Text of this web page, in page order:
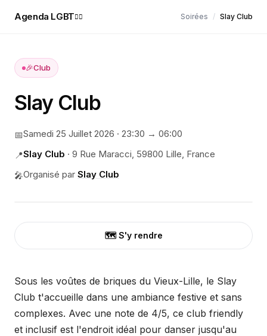
Agenda LGBT🏳️‍🌈 Soirées / Slay Club
🎉Club
Slay Club
📅Samedi 25 Juillet 2026 · 23:30 → 06:00
📍Slay Club · 9 Rue Maracci, 59800 Lille, France
🎤Organisé par Slay Club
🗺️ S'y rendre
Sous les voûtes de briques du Vieux-Lille, le Slay
Club t'accueille dans une ambiance festive et sans
complexes. Avec une note de 4/5, ce club friendly
et inclusif est l'endroit idéal pour danser jusqu'au